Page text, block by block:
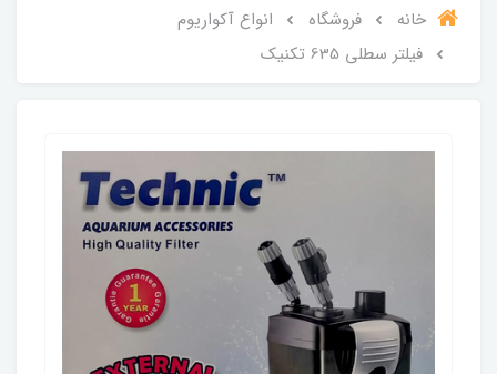
خانه فروشگاه
انواع آکواریوم
فیلتر سطلی 635 تکنیک